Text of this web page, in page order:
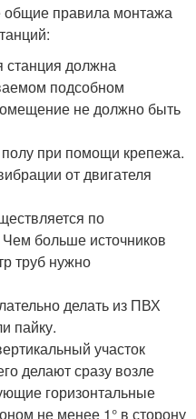
общие правила монтажа
станция должна
подсобном
не должно быть
при помощи крепежа.
от двигателя
по
Чем больше источников
труб нужно
делать из ПВХ
пайку.
участок
делают сразу возле
горизонтальные
не менее 1° в сторону